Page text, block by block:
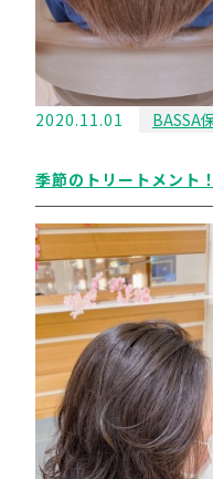
2020.11.01 BASSA
季節のトリートメント！